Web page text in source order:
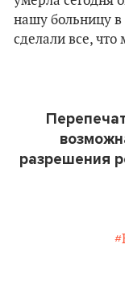
нашу больницу в
сделали все, что
разрешения